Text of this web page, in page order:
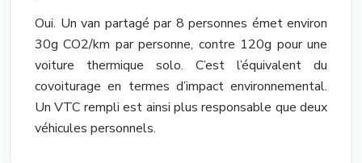
Oui. Un van partagé par 8 personnes émet environ
30g CO2/km par personne, contre 120g pour une
voiture thermique solo. C’est l’équivalent du
covoiturage en termes d’impact environnemental.
Un VTC rempli est ainsi plus responsable que deux
véhicules personnels.